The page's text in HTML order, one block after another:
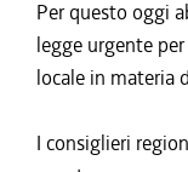
Per questo oggi
legge urgente
locale in materia
I consiglieri